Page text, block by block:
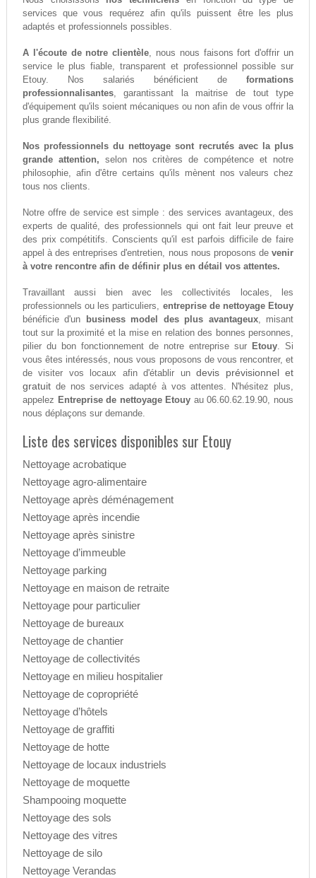
services que vous requérez afin qu'ils puissent être les plus
adaptés et professionnels possibles.
A l'écoute de notre clientèle, nous nous faisons fort d'offrir un
service le plus fiable, transparent et professionnel possible sur
Etouy. Nos salariés bénéficient deformations
professionnalisantes, garantissant la maitrise de tout type
d'équipement qu'ils soient mécaniques ou non afin de vous offrir la
plus grande flexibilité.
Nos professionnels du nettoyage sont recrutés avec la plus
grande attention, selon nos critères de compétence et notre
philosophie, afin d'être certains qu'ils mènent nos valeurs chez
tous nos clients.
Notre offre de service est simple : des services avantageux, des
experts de qualité, des professionnels qui ont fait leur preuve et
des prix compétitifs. Conscients qu'il est parfois difficile de faire
appel à des entreprises d'entretien, nous nous proposons devenir
à votre rencontre afin de définir plus en détail vos attentes.
Travaillant aussi bien avec les collectivités locales, les
professionnels ou les particuliers, entreprise de nettoyage Etouy
bénéficie d'un
business model des plus avantageux, misant
tout sur la proximité et la mise en relation des bonnes personnes,
pilier du bon fonctionnement de notre entreprise sur Etouy. Si
vous êtes intéressés, nous vous proposons de vous rencontrer, et
de visiter vos locaux afin d'établir undevis prévisionnel et
gratuitde nos services adapté à vos attentes. N'hésitez plus,
appelez Entreprise de nettoyage Etouy au 06.60.62.19.90, nous
nous déplaçons sur demande.
Liste des services disponibles sur Etouy
Nettoyage acrobatique
Nettoyage agro-alimentaire
Nettoyage après déménagement
Nettoyage après incendie
Nettoyage après sinistre
Nettoyage d’immeuble
Nettoyage parking
Nettoyage en maison de retraite
Nettoyage pour particulier
Nettoyage de bureaux
Nettoyage de chantier
Nettoyage de collectivités
Nettoyage en milieu hospitalier
Nettoyage de copropriété
Nettoyage d’hôtels
Nettoyage de graffiti
Nettoyage de hotte
Nettoyage de locaux industriels
Nettoyage de moquette
Shampooing moquette
Nettoyage des sols
Nettoyage des vitres
Nettoyage de silo
Nettoyage Verandas